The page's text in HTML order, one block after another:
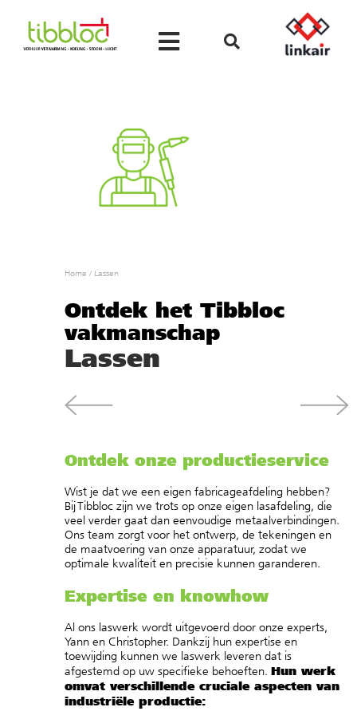
Home / Lassen
Ontdek het Tibbloc
vakmanschap
Lassen
Ontdek onze productieservice
Wist je dat we een eigen fabricageafdeling hebben?
Bij Tibbloc zijn we trots op onze eigen lasafdeling, die
veel verder gaat dan eenvoudige metaalverbindingen.
Ons team zorgt voor het ontwerp, de tekeningen en
de maatvoering van onze apparatuur, zodat we
optimale kwaliteit en precisie kunnen garanderen.
Expertise en knowhow
Al ons laswerk wordt uitgevoerd door onze experts,
Yann en Christopher. Dankzij hun expertise en
toewijding kunnen we laswerk leveren dat is
afgestemd op uw specifieke behoeften. Hun werk
omvat verschillende cruciale aspecten van
industriële productie: